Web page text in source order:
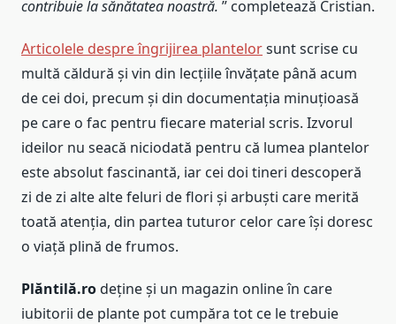
contribuie la sănătatea noastră. ” completează Cristian.
Articolele despre îngrijirea plantelorsunt scrise cu
multă căldură și vin din lecțiile învățate până acum
de cei doi, precum și din documentația minuțioasă
pe care o fac pentru fiecare material scris. Izvorul
ideilor nu seacă niciodată pentru că lumea plantelor
este absolut fascinantă, iar cei doi tineri descoperă
zi de zi alte alte feluri de flori și arbuști care merită
toată atenția, din partea tuturor celor care își doresc
o viață plină de frumos.
Plăntilă.rodeține și un magazin online în care
iubitorii de plante pot cumpăra tot ce le trebuie